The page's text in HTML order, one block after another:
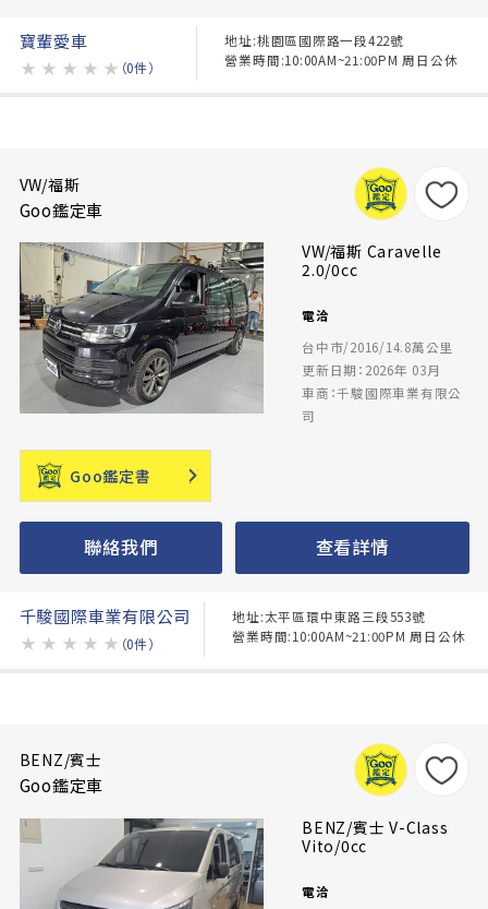
寶輩愛車
★ ★ ★ ★ ★ （0件）
地址:桃園區國際路一段422號
營業時間:10:00AM~21:00PM 周日公休
VW/福斯
Goo鑑定車
VW/福斯 Caravelle
2.0/0cc
電洽
台中市/2016/14.8萬公里
更新日期：2026年 03月
車商：千駿國際車業有限公
司
Goo鑑定書
聯絡我們 查看詳情
千駿國際車業有限公司
★ ★ ★ ★ ★ （0件）
地址:太平區環中東路三段553號
營業時間:10:00AM~21:00PM 周日公休
BENZ/賓士
Goo鑑定車
BENZ/賓士 V-Class
Vito/0cc
電洽